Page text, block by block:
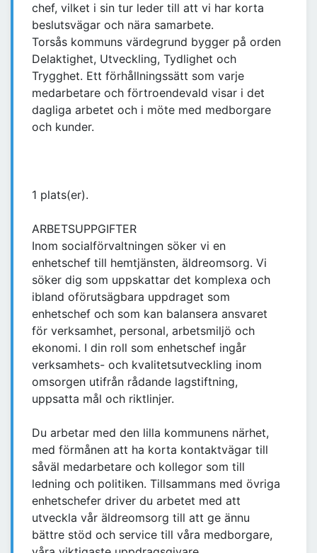
chef, vilket i sin tur leder till att vi har korta
beslutsvägar och nära samarbete.
Torsås kommuns värdegrund bygger på orden
Delaktighet, Utveckling, Tydlighet och
Trygghet. Ett förhållningssätt som varje
medarbetare och förtroendevald visar i det
dagliga arbetet och i möte med medborgare
och kunder.
1 plats(er).
ARBETSUPPGIFTER
Inom socialförvaltningen söker vi en
enhetschef till hemtjänsten, äldreomsorg. Vi
söker dig som uppskattar det komplexa och
ibland oförutsägbara uppdraget som
enhetschef och som kan balansera ansvaret
för verksamhet, personal, arbetsmiljö och
ekonomi. I din roll som enhetschef ingår
verksamhets- och kvalitetsutveckling inom
omsorgen utifrån rådande lagstiftning,
uppsatta mål och riktlinjer.
Du arbetar med den lilla kommunens närhet,
med förmånen att ha korta kontaktvägar till
såväl medarbetare och kollegor som till
ledning och politiken. Tillsammans med övriga
enhetschefer driver du arbetet med att
utveckla vår äldreomsorg till att ge ännu
bättre stöd och service till våra medborgare,